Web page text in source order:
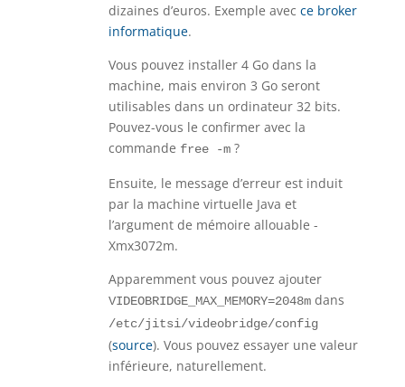
dizaines d’euros. Exemple avec ce broker
informatique.
Vous pouvez installer 4 Go dans la
machine, mais environ 3 Go seront
utilisables dans un ordinateur 32 bits.
Pouvez-vous le confirmer avec la
commande free -m?
Ensuite, le message d’erreur est induit
par la machine virtuelle Java et
l’argument de mémoire allouable -
Xmx3072m.
Apparemment vous pouvez ajouter
VIDEOBRIDGE_MAX_MEMORY=2048mdans
/etc/jitsi/videobridge/config
(source). Vous pouvez essayer une valeur
inférieure, naturellement.